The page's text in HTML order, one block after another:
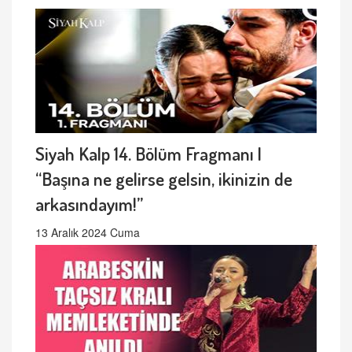
Siyah Kalp 14. Bölüm Fragmanı |
“Başına ne gelirse gelsin, ikinizin de
arkasındayım!”
13 Aralık 2024 Cuma